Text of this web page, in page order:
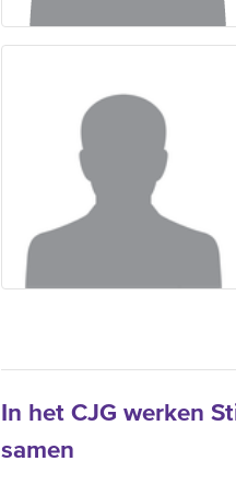
In het CJG werken
samen